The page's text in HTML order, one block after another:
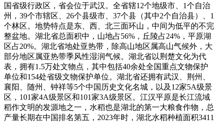
国省级行政区，省会位于武汉。全省辖12个地级市、1个自治
州，39个市辖区、26个县级市、37个县（其中2个自治县）、1
个林区。地势特点是东、西、北三面环山，中间为低平的不完
整盆地。湖北省总面积中，山地占56%，丘陵占24%，平原湖
区占20%。湖北省地处亚热带，除高山地区属高山气候外，大
部分地区属亚热带季风性湿润气候。湖北省以荆楚文化为代
表，拥有1.5万处文物点，其中包括40余处全国重点文物保护
单位和154处省级文物保护单位。湖北省还拥有武汉、荆州、
襄阳、随州、钟祥等5个中国历史文化名城，以及12家5A级景
区，101家4A级景区和101家3A级景区。江汉平原是长江流域
稻作文明的发源地之一，水稻也是湖北的第一大粮食作物，总
产量长期在中国排名第五，2023年时，湖北水稻种植面积3411